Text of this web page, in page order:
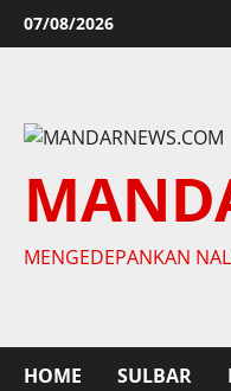
Skip
to
07/08/2026
MENGEDEPANKAN
HOME SULBAR